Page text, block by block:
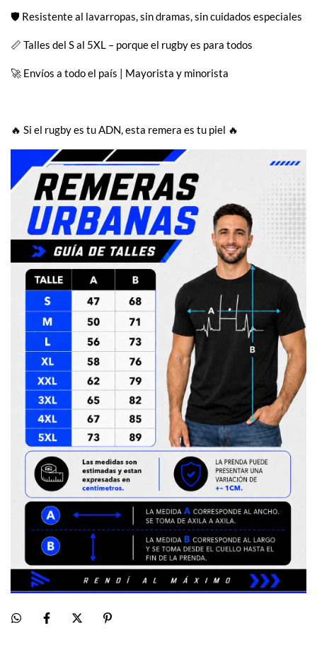
🛡️ Resistente al lavarropas, sin dramas, sin cuidados especiales
📏 Talles del S al 5XL – porque el rugby es para todos
🚀 Envíos a todo el país | Mayorista y minorista
🔥 Si el rugby es tu ADN, esta remera es tu piel 🔥